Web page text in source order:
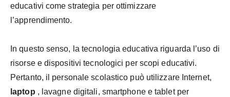
educativi come strategia per ottimizzare
l’apprendimento.
In questo senso, la tecnologia educativa riguarda l’uso di
risorse e dispositivi tecnologici per scopi educativi.
Pertanto, il personale scolastico può utilizzare Internet,
laptop , lavagne digitali, smartphone e tablet per